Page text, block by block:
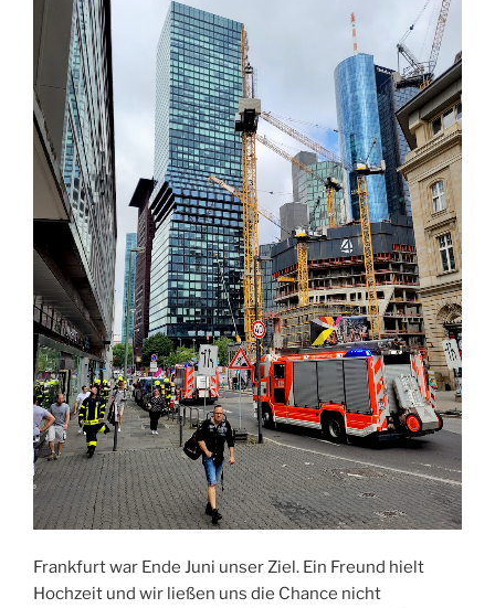
Frankfurt war Ende Juni unser Ziel. Ein Freund hielt
Hochzeit und wir ließen uns die Chance nicht